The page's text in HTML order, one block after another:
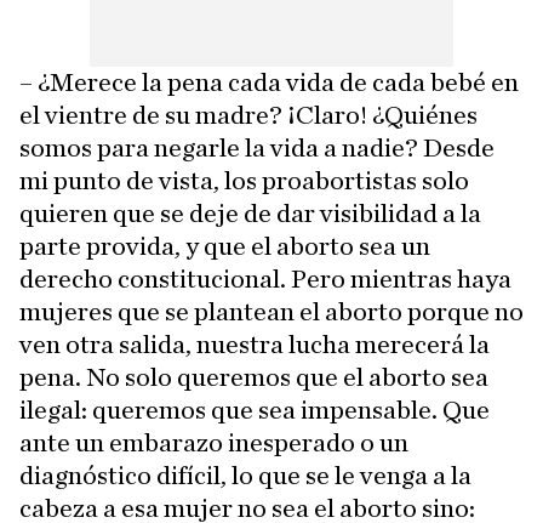
– ¿Merece la pena cada vida de cada bebé en
el vientre de su madre? ¡Claro! ¿Quiénes
somos para negarle la vida a nadie? Desde
mi punto de vista, los proabortistas solo
quieren que se deje de dar visibilidad a la
parte provida, y que el aborto sea un
derecho constitucional. Pero mientras haya
mujeres que se plantean el aborto porque no
ven otra salida, nuestra lucha merecerá la
pena. No solo queremos que el aborto sea
ilegal: queremos que sea impensable. Que
ante un embarazo inesperado o un
diagnóstico difícil, lo que se le venga a la
cabeza a esa mujer no sea el aborto sino: